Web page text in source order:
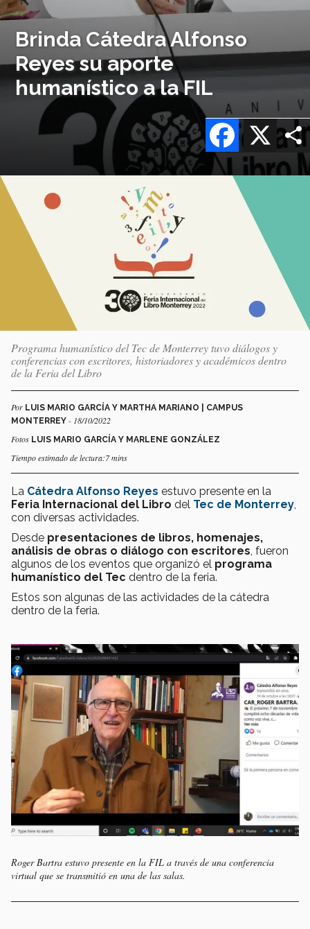
Brinda Cátedra Alfonso
Reyes su aporte
humanístico a la FIL
X
Facebook
Imagen
logo
Programa humanístico del Tec de Monterrey tuvo diálogos y
conferencias con escritores, historiadores y académicos dentro
de la Feria del Libro
Por LUIS MARIO GARCÍA Y MARTHA MARIANO | CAMPUS
MONTERREY - 18/10/2022
Fotos LUIS MARIO GARCÍA Y MARLENE GONZÁLEZ
Tiempo estimado de lectura:7 mins
La Cátedra Alfonso Reyes estuvo presente en la
Feria Internacional del Libro del Tec de Monterrey
con diversas actividades.
Desde presentaciones de libros, homenajes,
análisis de obras o diálogo con escritores , fueron
algunos de los eventos que organizó el programa
humanístico del Tec dentro de la feria.
Estos son algunas de las actividades de la cátedra
dentro de la feria.
Roger Bartra estuvo presente en la FIL a través de una conferencia
virtual que se transmitió en una de las salas.